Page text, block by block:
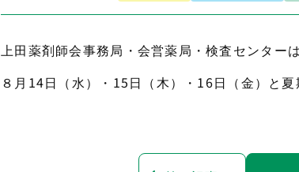
上田薬剤師会事務局・会営薬局・検査センターは
８月14日（水）・15日（木）・16日（金）と夏